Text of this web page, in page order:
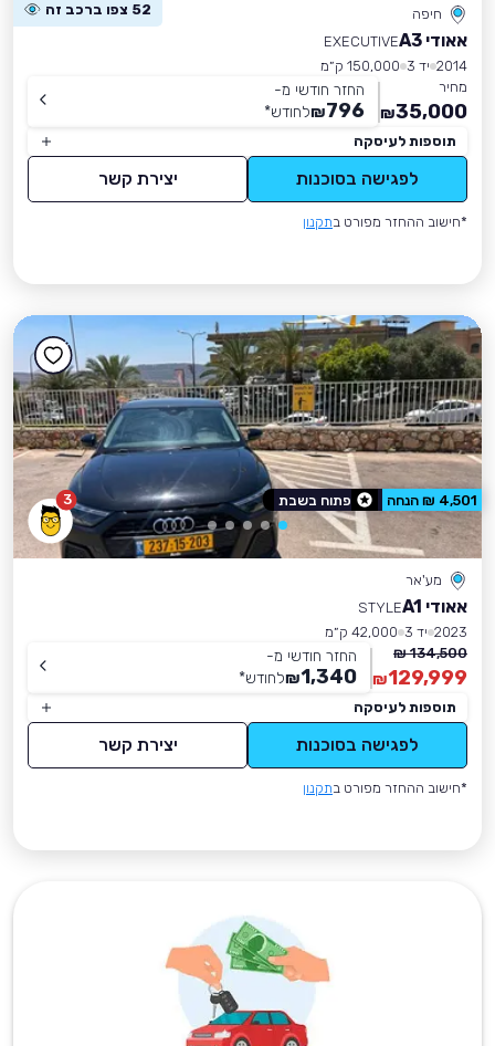
חיפה 52 צפו ברכב זה
אאודי A3
EXECUTIVE
2014 יד 3
150,000 ק״מ
מחיר
35,000
₪
החזר חודשי מ-
796
₪לחודש*
תוספות לעיסקה
לפגישה בסוכנות יצירת קשר
*חישוב ההחזר מפורט בתקנון
3
מע'אר
אאודי A1
STYLE
2023 יד 3
42,000 ק״מ
134,500 ₪
129,999
₪
החזר חודשי מ-
1,340
₪לחודש*
תוספות לעיסקה
לפגישה בסוכנות יצירת קשר
*חישוב ההחזר מפורט בתקנון
4,501 ₪ הנחה פתוח בשבת